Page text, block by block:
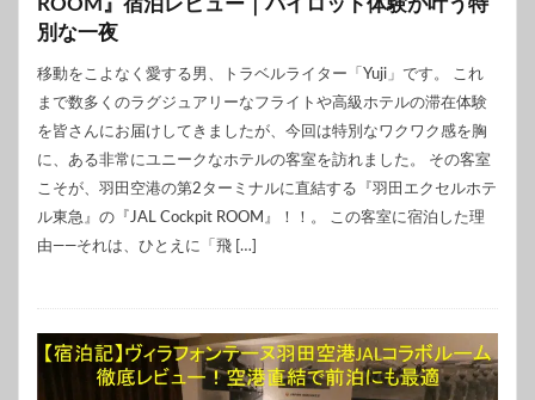
ROOM』宿泊レビュー｜パイロット体験が叶う特
別な一夜
移動をこよなく愛する男、トラベルライター「Yuji」です。 これ
まで数多くのラグジュアリーなフライトや高級ホテルの滞在体験
を皆さんにお届けしてきましたが、今回は特別なワクワク感を胸
に、ある非常にユニークなホテルの客室を訪れました。 その客室
こそが、羽田空港の第2ターミナルに直結する『羽田エクセルホテ
ル東急』の『JAL Cockpit ROOM』！！。 この客室に宿泊した理
由――それは、ひとえに「飛 […]